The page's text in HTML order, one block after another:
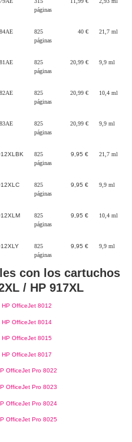
páginas
825
páginas
40 € 21,7 ml
825
páginas
20,99 € 9,9 ml
825
páginas
20,99 € 10,4 ml
825
páginas
20,99 € 9,9 ml
825
páginas
9,95 € 21,7 ml
825
páginas
9,95 € 9,9 ml
825
páginas
9,95 € 10,4 ml
825
páginas
9,95 € 9,9 ml
con los cartuchos
/ HP 917XL
HP OfficeJet 8012
HP OfficeJet 8014
HP OfficeJet 8015
HP OfficeJet 8017
OfficeJet Pro 8022
OfficeJet Pro 8023
OfficeJet Pro 8024
OfficeJet Pro 8025